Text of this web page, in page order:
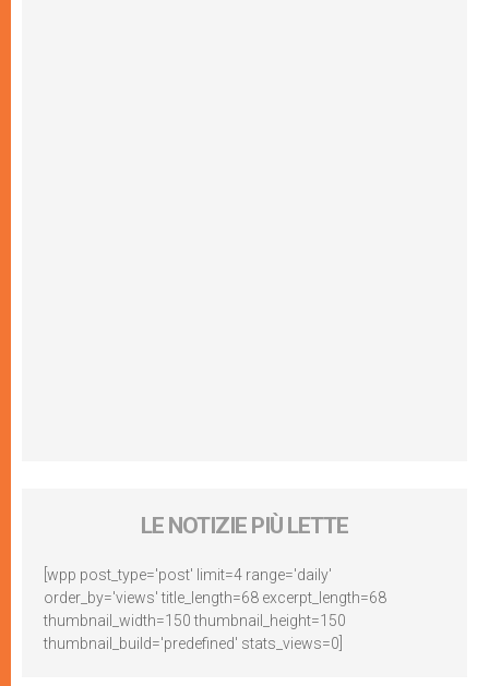
LE NOTIZIE PIÙ LETTE
[wpp post_type='post' limit=4 range='daily'
order_by='views' title_length=68 excerpt_length=68
thumbnail_width=150 thumbnail_height=150
thumbnail_build='predefined' stats_views=0]